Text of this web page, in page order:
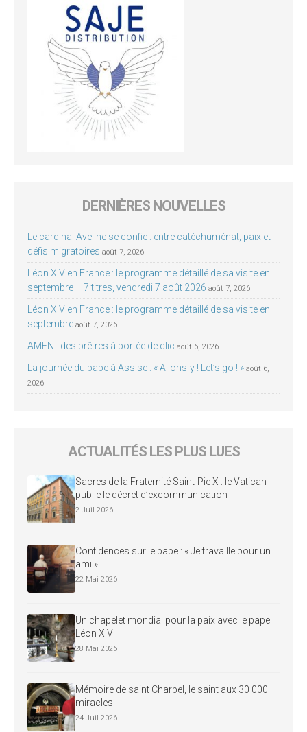
DERNIÈRES NOUVELLES
Le cardinal Aveline se confie : entre catéchuménat, paix et
défis migratoires août 7, 2026
Léon XIV en France : le programme détaillé de sa visite en
septembre – 7 titres, vendredi 7 août 2026 août 7, 2026
Léon XIV en France : le programme détaillé de sa visite en
septembre août 7, 2026
AMEN : des prêtres à portée de clic août 6, 2026
La journée du pape à Assise : « Allons-y ! Let’s go ! » août 6,
2026
ACTUALITÉS LES PLUS LUES
Sacres de la Fraternité Saint-Pie X : le Vatican
publie le décret d’excommunication
2 Juil 2026
Confidences sur le pape : « Je travaille pour un
ami »
22 Mai 2026
Un chapelet mondial pour la paix avec le pape
Léon XIV
28 Mai 2026
Mémoire de saint Charbel, le saint aux 30 000
miracles
24 Juil 2026